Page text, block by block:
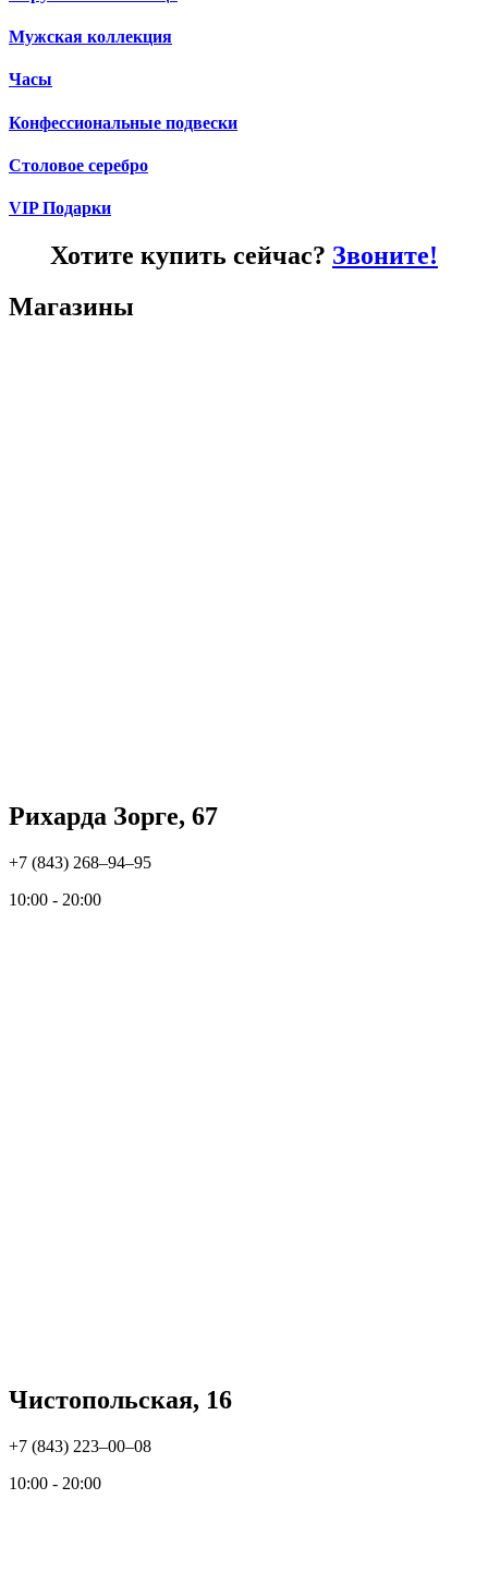
Мужская коллекция
Часы
Конфессиональные подвески
Столовое серебро
VIP Подарки
Хотите купить сейчас? Звоните!
Магазины
Рихарда Зорге, 67
+7 (843) 268‒94‒95
10:00 - 20:00
Чистопольская, 16
+7 (843) 223‒00‒08
10:00 - 20:00